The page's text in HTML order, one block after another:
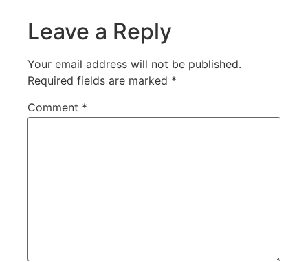
Leave a Reply
Your email address will not be published.
Required fields are marked *
Comment *